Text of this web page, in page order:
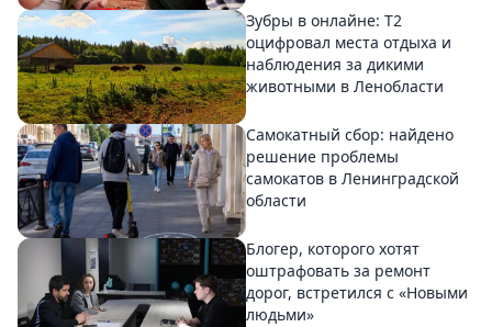
Зубры в онлайне: Т2
оцифровал места отдыха и
наблюдения за дикими
животными в Ленобласти
Самокатный сбор: найдено
решение проблемы
самокатов в Ленинградской
области
Блогер, которого хотят
оштрафовать за ремонт
дорог, встретился с «Новыми
людьми»